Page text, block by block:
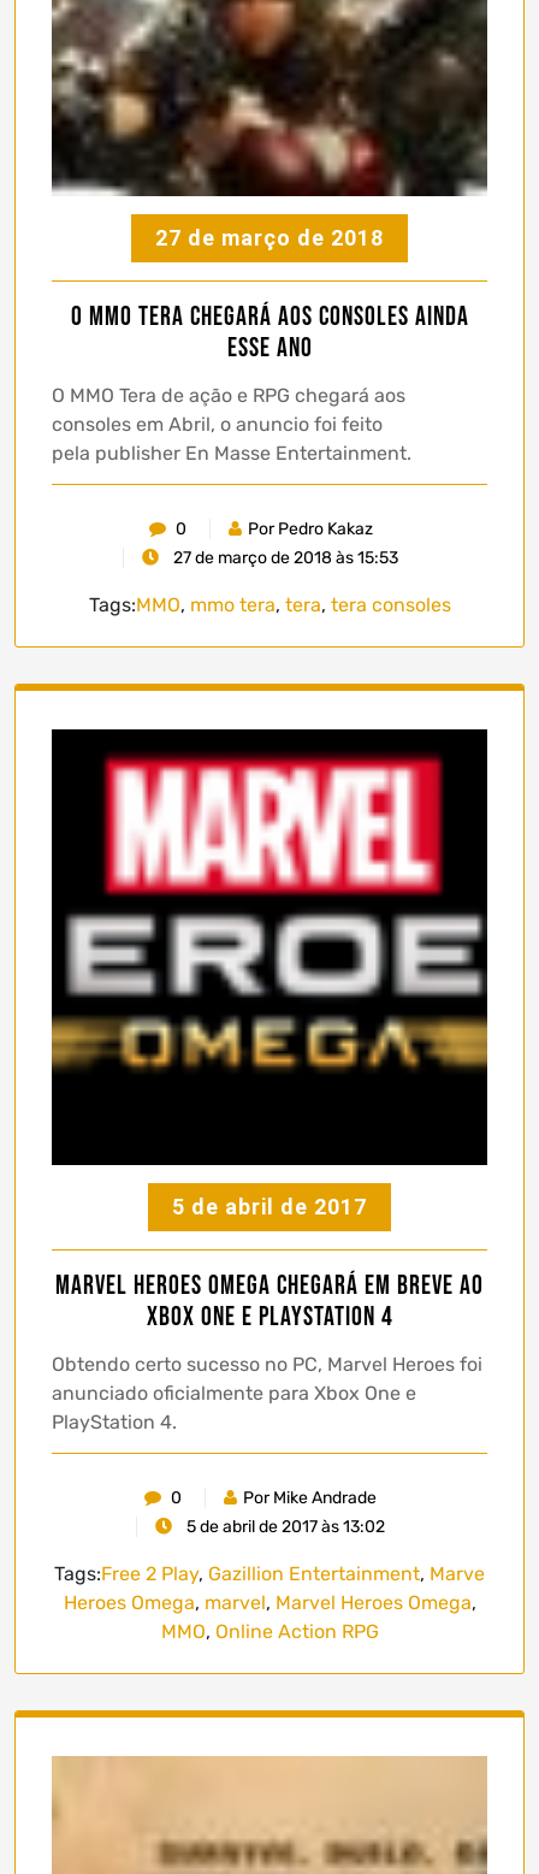
27 de março de 2018
O MMO Tera chegará aos consoles ainda
esse ano
O MMO Tera de ação e RPG chegará aos
consoles em Abril, o anuncio foi feito
pela publisher En Masse Entertainment.
0
Por Pedro Kakaz
27 de março de 2018 às 15:53
Tags:MMO, mmo tera, tera, tera consoles
5 de abril de 2017
Marvel Heroes Omega chegará em breve ao
Xbox One e PlayStation 4
Obtendo certo sucesso no PC, Marvel Heroes foi
anunciado oficialmente para Xbox One e
PlayStation 4.
0
Por Mike Andrade
5 de abril de 2017 às 13:02
Tags:Free 2 Play, Gazillion Entertainment, Marve
Heroes Omega, marvel, Marvel Heroes Omega,
MMO, Online Action RPG